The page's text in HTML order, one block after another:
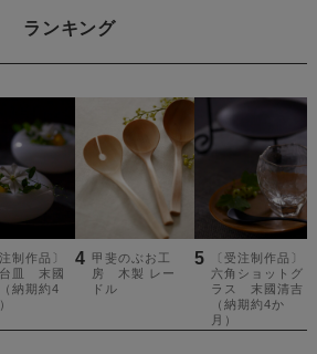
ランキング